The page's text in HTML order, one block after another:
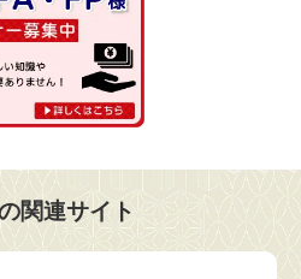
関連サイト